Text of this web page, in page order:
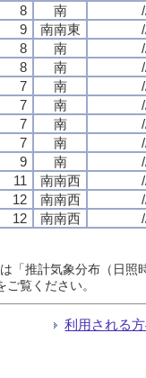
8 南
9 南南東
8 南
8 南
7 南
7 南
7 南
7 南
9 南
11 南南西
12 南南西
12 南南西
「推計気象分布（日
ご覧ください。
利用される